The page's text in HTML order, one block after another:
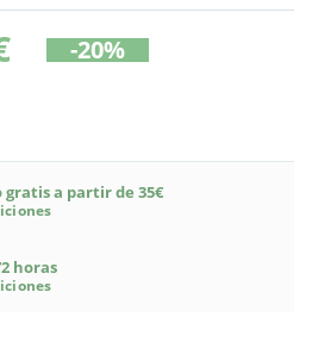
-20%
gratis a partir de 35€
horas